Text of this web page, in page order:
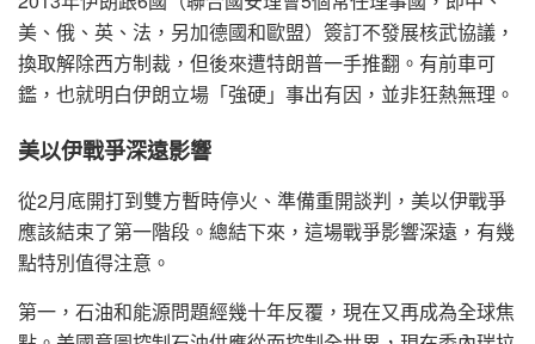
美、俄、英、法，另加德國和歐盟）簽訂不發展核武協議，
換取解除西方制裁，但後來遭特朗普一手推翻。有前車可
鑑，也就明白伊朗立場「強硬」事出有因，並非狂熱無理。
美以伊戰爭深遠影響
從2月底開打到雙方暫時停火、準備重開談判，美以伊戰爭
應該結束了第一階段。總結下來，這場戰爭影響深遠，有幾
點特別值得注意。
第一，石油和能源問題經幾十年反覆，現在又再成為全球焦